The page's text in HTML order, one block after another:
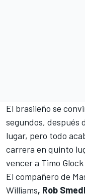
El brasileño se
segundos, después
lugar, pero todo
carrera en quinto
vencer a Timo
El compañero de
Williams, Rob